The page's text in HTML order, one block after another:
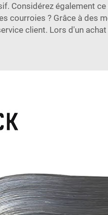
Considérez également
courroies ? Grâce à des
client. Lors d'un